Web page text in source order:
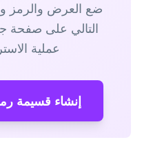
ضع العرض والرمز
التالي على صفحة
عملية